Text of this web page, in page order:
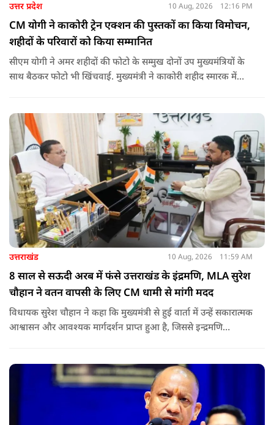
उत्तर प्रदेश 10 Aug, 2026 12:16 PM
CM योगी ने काकोरी ट्रेन एक्शन की पुस्तकों का किया विमोचन,
शहीदों के परिवारों को किया सम्मानित
सीएम योगी ने अमर शहीदों की फोटो के सम्मुख दोनों उप मुख्यमंत्रियों के
साथ बैठकर फोटो भी खिंचवाई. मुख्यमंत्री ने काकोरी शहीद स्मारक में
लोगों को बलिदानियों/राष्ट्रनायकों के कृतित्व-व्यक्तित्व आदि के बारे में भी
बताया.
उत्तराखंड 10 Aug, 2026 11:59 AM
8 साल से सऊदी अरब में फंसे उत्तराखंड के इंद्रमणि, MLA सुरेश
चौहान ने वतन वापसी के लिए CM धामी से मांगी मदद
विधायक सुरेश चौहान ने कहा कि मुख्यमंत्री से हुई वार्ता में उन्हें सकारात्मक
आश्वासन और आवश्यक मार्गदर्शन प्राप्त हुआ है, जिससे इन्द्रमणि